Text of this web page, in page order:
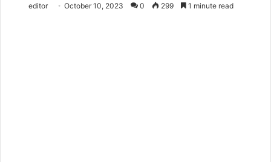
editor October 10, 2023 0 299 1 minute read